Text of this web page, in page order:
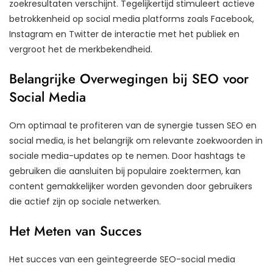
zoekresultaten verschijnt. Tegelijkertijd stimuleert actieve
betrokkenheid op social media platforms zoals Facebook,
Instagram en Twitter de interactie met het publiek en
vergroot het de merkbekendheid.
Belangrijke Overwegingen bij SEO voor
Social Media
Om optimaal te profiteren van de synergie tussen SEO en
social media, is het belangrijk om relevante zoekwoorden in
sociale media-updates op te nemen. Door hashtags te
gebruiken die aansluiten bij populaire zoektermen, kan
content gemakkelijker worden gevonden door gebruikers
die actief zijn op sociale netwerken.
Het Meten van Succes
Het succes van een geïntegreerde SEO-social media